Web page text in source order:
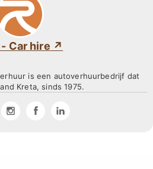
Car hire
is een autoverhuurbedrijf dat
Kreta, sinds 1975.